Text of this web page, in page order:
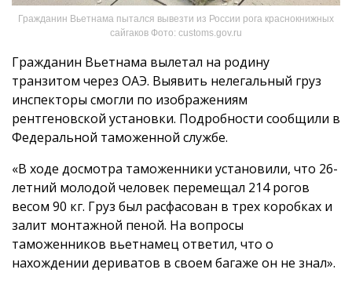
Гражданин Вьетнама пытался вывезти из России рога краснокнижных
сайгаков Фото: customs.gov.ru
Гражданин Вьетнама вылетал на родину
транзитом через ОАЭ. Выявить нелегальный груз
инспекторы смогли по изображениям
рентгеновской установки. Подробности сообщили в
Федеральной таможенной службе.
«В ходе досмотра таможенники установили, что 26-
летний молодой человек перемещал 214 рогов
весом 90 кг. Груз был расфасован в трех коробках и
залит монтажной пеной. На вопросы
таможенников вьетнамец ответил, что о
нахождении дериватов в своем багаже он не знал».